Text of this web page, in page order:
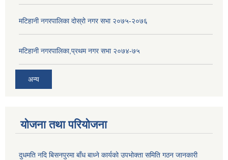
मटिहानी नगरपालिका दोस्रो नगर सभा २०७५-२०७६
मटिहानी नगरपालिका,प्रथम नगर सभा २०७४-७५
अन्य
योजना तथा परियोजना
दुधमति नदि बिसनपुरमा बाँध बाध्ने कार्यको उपभोक्ता समिति गठन जानकारी